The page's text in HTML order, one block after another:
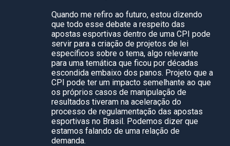
Quando me refiro ao futuro, estou dizendo
que todo esse debate a respeito das
apostas esportivas dentro de uma CPI pode
servir para a criação de projetos de lei
específicos sobre o tema, algo relevante
para uma temática que ficou por décadas
escondida embaixo dos panos. Projeto que a
CPI pode ter um impacto semelhante ao que
os próprios casos de manipulação de
resultados tiveram na aceleração do
processo de regulamentação das apostas
esportivas no Brasil. Podemos dizer que
estamos falando de uma relação de
demanda.